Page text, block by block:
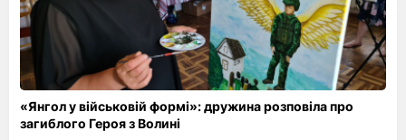
«Янгол у військовій формі»: дружина розповіла про
загиблого Героя з Волині